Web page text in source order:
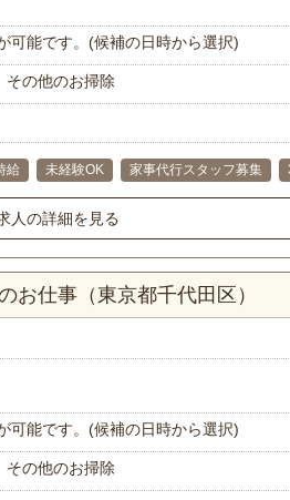
可能です。(候補の日時から選択)
その他のお掃除
給 未経験OK 家事代行スタッフ募集
人の詳細を見る
お仕事（東京都千代田区）
可能です。(候補の日時から選択)
その他のお掃除